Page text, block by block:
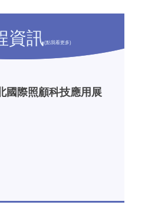
資訊(點我看更多)
國際照顧科技應用展